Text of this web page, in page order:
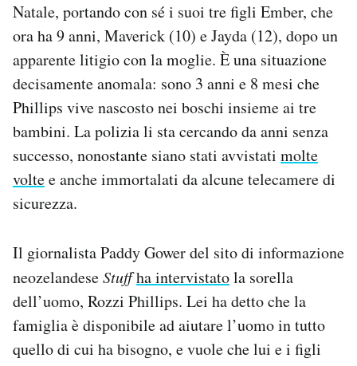
Natale, portando con sé i suoi tre figli Ember, che
ora ha 9 anni, Maverick (10) e Jayda (12), dopo un
apparente litigio con la moglie. È una situazione
decisamente anomala: sono 3 anni e 8 mesi che
Phillips vive nascosto nei boschi insieme ai tre
bambini. La polizia li sta cercando da anni senza
successo, nonostante siano stati avvistati molte
voltee anche immortalati da alcune telecamere di
sicurezza.
Il giornalista Paddy Gower del sito di informazione
neozelandeseStuffha intervistatola sorella
dell’uomo, Rozzi Phillips. Lei ha detto che la
famiglia è disponibile ad aiutare l’uomo in tutto
quello di cui ha bisogno, e vuole che lui e i figli